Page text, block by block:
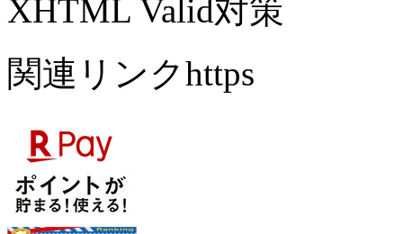
XHTML Valid対策
関連リンクhttps